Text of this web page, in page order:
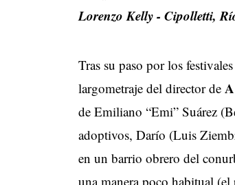
Lorenzo Kelly - Cipolletti,
Tras su paso por los
largometraje del director de
de Emiliano “Emi” Suárez
adoptivos, Darío (Luis
en un barrio obrero del
una manera poco habitual (el